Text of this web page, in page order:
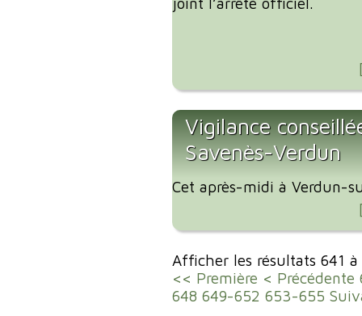
Vigilance
Savenès-Verdun
Cet après-midi à Verdun-
Afficher les résultats 641
<< Première < Précédente
648 649-652 653-655